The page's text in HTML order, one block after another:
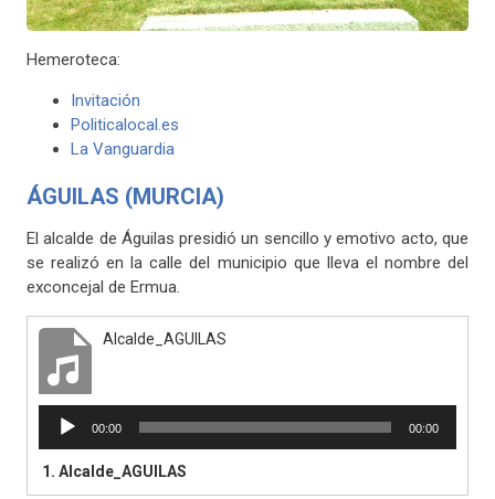
Hemeroteca:
Invitación
Politicalocal.es
La Vanguardia
ÁGUILAS (MURCIA)
El alcalde de Águilas presidió un sencillo y emotivo acto, que
se realizó en la calle del municipio que lleva el nombre del
exconcejal de Ermua.
Alcalde_AGUILAS
Reproductor
audio
00:00 00:00
1. Alcalde_AGUILAS